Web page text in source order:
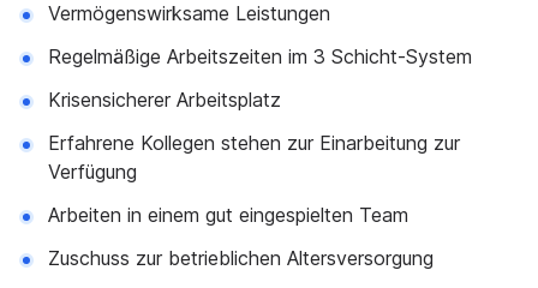
Vermögenswirksame Leistungen
Regelmäßige Arbeitszeiten im 3 Schicht-System
Krisensicherer Arbeitsplatz
Erfahrene Kollegen stehen zur Einarbeitung zur
Verfügung
Arbeiten in einem gut eingespielten Team
Zuschuss zur betrieblichen Altersversorgung